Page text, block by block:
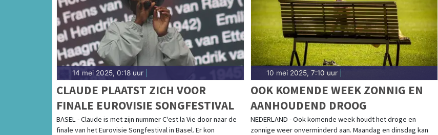
14 mei 2025, 0:18 uur
CLAUDE PLAATST ZICH VOOR
FINALE EUROVISIE SONGFESTIVAL
BASEL - Claude is met zijn nummer C'est la Vie door naar de
finale van het Eurovisie Songfestival in Basel. Er kon
10 mei 2025, 7:10 uur|
OOK KOMENDE WEEK ZONNIG EN
AANHOUDEND DROOG
NEDERLAND - Ook komende week houdt het droge en
zonnige weer onverminderd aan. Maandag en dinsdag kan